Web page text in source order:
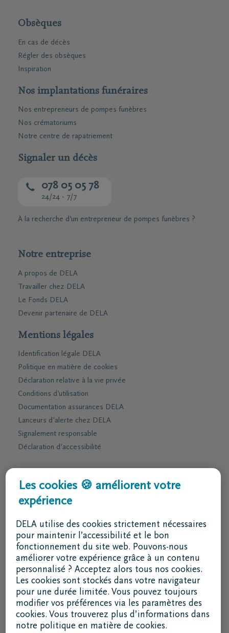
Obsèques
En cas de décès
Régler des obsèques
Inspiration
Nos implantations funéraires
Nos entrepreneurs de pompes funèbres
Nos crématoriums
Notre centre de rapatriement
Signaler un décès
078 05 05 78
24/24 - 7/7
À la recherche d’un entrepreneur de pompes funèbres ?
Notre entreprise
A propos de DELA
Travailler chez DELA
Le Fonds DELA
Devenir partenaire de DELA
Mentions légales
Identification légale DELA
Politique en matière de cookies
Déclaration relative à la vie privée
Conditions d'utilisation
Documentation assurances DELA
Lanceurs d'alerte chez DELA
Signalement responsable
Déclaration d’accessibilité
Services & contact
J'ai une question
Je souhaite une brochure par la poste
02 800 87 87
lu - ve 8h30 - 17h
Je suis un intermédiaire
Se connecter à DELAconnect
Les cookies 🍪 améliorent votre
expérience
DELA utilise des cookies strictement nécessaires
pour maintenir l’accessibilité et le bon
fonctionnement du site web. Pouvons-nous
améliorer votre expérience grâce à un contenu
personnalisé ? Acceptez alors tous nos cookies.
Les cookies sont stockés dans votre navigateur
pour une durée limitée. Vous pouvez toujours
modifier vos préférences via les paramètres des
cookies. Vous trouverez plus d’informations dans
notre politique en matière de cookies.